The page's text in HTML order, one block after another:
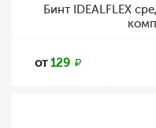
Бинт IDEALFLEX
от129